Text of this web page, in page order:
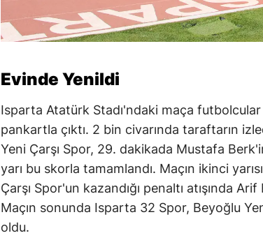
Evinde Yenildi
Isparta Atatürk Stadı'ndaki maça futbolcular
pankartla çıktı. 2 bin civarında taraftarın
Yeni Çarşı Spor, 29. dakikada Mustafa
yarı bu skorla tamamlandı. Maçın ikinci
Çarşı Spor'un kazandığı penaltı atışında
Maçın sonunda Isparta 32 Spor, Beyoğlu
oldu.